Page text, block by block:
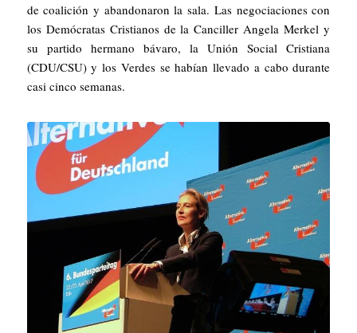
de coalición y abandonaron la sala. Las negociaciones con
los Demócratas Cristianos de la Canciller Angela Merkel y
su partido hermano bávaro, la Unión Social Cristiana
(CDU/CSU) y los Verdes se habían llevado a cabo durante
casi cinco semanas.